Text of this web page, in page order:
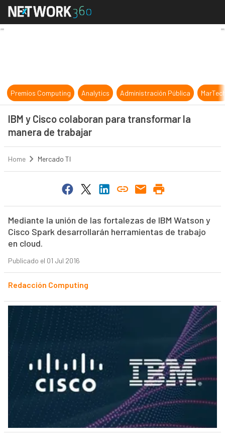
IBM y Cisco colaboran para
Premios Computing Analytics Administración Pública
IBM y Cisco colaboran para transformar la
manera de trabajar
Home Mercado TI
Mediante la unión de las fortalezas de IBM Watson y
Cisco Spark desarrollarán herramientas de trabajo
en cloud.
Publicado el 01 Jul 2016
Redacción Computing